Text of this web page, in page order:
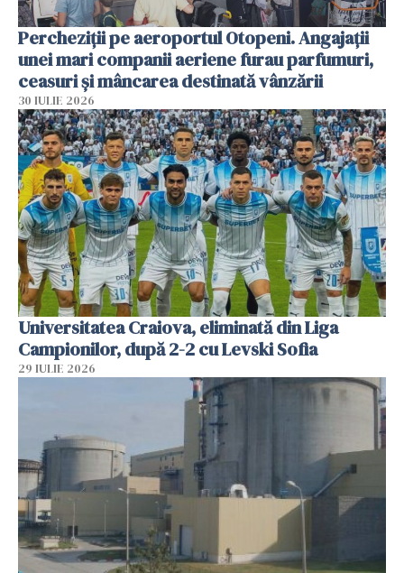
Percheziții pe aeroportul Otopeni. Angajații
unei mari companii aeriene furau parfumuri,
ceasuri și mâncarea destinată vânzării
30 IULIE 2026
Universitatea Craiova, eliminată din Liga
Campionilor, după 2-2 cu Levski Sofia
29 IULIE 2026